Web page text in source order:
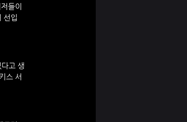
들이
선입
고 생
스 서